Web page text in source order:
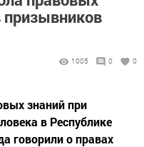
призывников
1005 0 0
знаний при
в Республике
говорили о правах